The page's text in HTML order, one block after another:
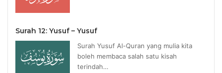
Surah 12: Yusuf – Yusuf
Surah Yusuf Al-Quran yang mulia kita
boleh membaca salah satu kisah
terindah…